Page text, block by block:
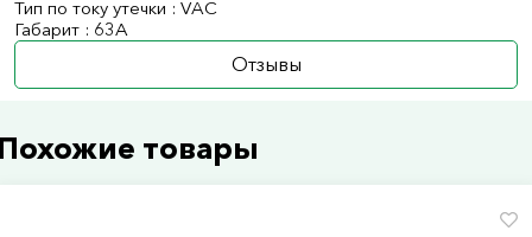
Тип по току утечки : VAC
Габарит : 63А
Отзывы
товары